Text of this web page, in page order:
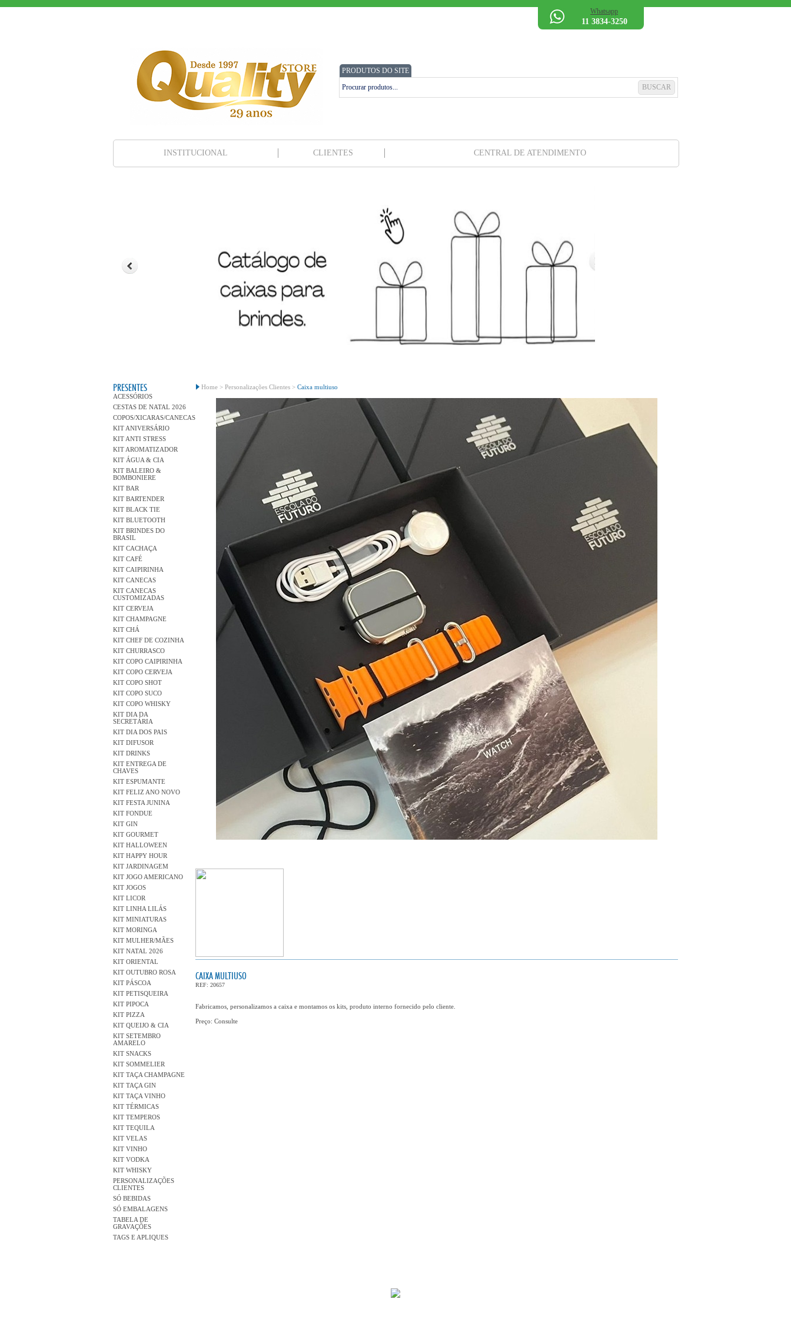
Whatsapp
11 3834-3250
PRODUTOS DO SITE
INSTITUCIONAL CLIENTES CENTRAL DE ATENDIMENTO
PRESENTES
ACESSÓRIOS
CESTAS DE NATAL 2026
COPOS/XICARAS/CANECAS
KIT ANIVERSÁRIO
KIT ANTI STRESS
KIT AROMATIZADOR
KIT ÁGUA & CIA
KIT BALEIRO &
BOMBONIERE
KIT BAR
KIT BARTENDER
KIT BLACK TIE
KIT BLUETOOTH
KIT BRINDES DO
BRASIL
KIT CACHAÇA
KIT CAFÉ
KIT CAIPIRINHA
KIT CANECAS
KIT CANECAS
CUSTOMIZADAS
KIT CERVEJA
KIT CHAMPAGNE
KIT CHÁ
KIT CHEF DE COZINHA
KIT CHURRASCO
KIT COPO CAIPIRINHA
KIT COPO CERVEJA
KIT COPO SHOT
KIT COPO SUCO
KIT COPO WHISKY
KIT DIA DA
SECRETÁRIA
KIT DIA DOS PAIS
KIT DIFUSOR
KIT DRINKS
KIT ENTREGA DE
CHAVES
KIT ESPUMANTE
KIT FELIZ ANO NOVO
KIT FESTA JUNINA
KIT FONDUE
KIT GIN
KIT GOURMET
KIT HALLOWEEN
KIT HAPPY HOUR
KIT JARDINAGEM
KIT JOGO AMERICANO
KIT JOGOS
KIT LICOR
KIT LINHA LILÁS
KIT MINIATURAS
KIT MORINGA
KIT MULHER/MÃES
KIT NATAL 2026
KIT ORIENTAL
KIT OUTUBRO ROSA
KIT PÁSCOA
KIT PETISQUEIRA
KIT PIPOCA
KIT PIZZA
KIT QUEIJO & CIA
KIT SETEMBRO
AMARELO
KIT SNACKS
KIT SOMMELIER
KIT TAÇA CHAMPAGNE
KIT TAÇA GIN
KIT TAÇA VINHO
KIT TÉRMICAS
KIT TEMPEROS
KIT TEQUILA
KIT VELAS
KIT VINHO
KIT VODKA
KIT WHISKY
PERSONALIZAÇÕES
CLIENTES
SÓ BEBIDAS
SÓ EMBALAGENS
TABELA DE
GRAVAÇÕES
TAGS E APLIQUES
Home > Personalizações Clientes > Caixa multiuso
CAIXA MULTIUSO
REF: 20657
Fabricamos, personalizamos a caixa e montamos os kits, produto interno fornecido pelo cliente.
Preço: Consulte